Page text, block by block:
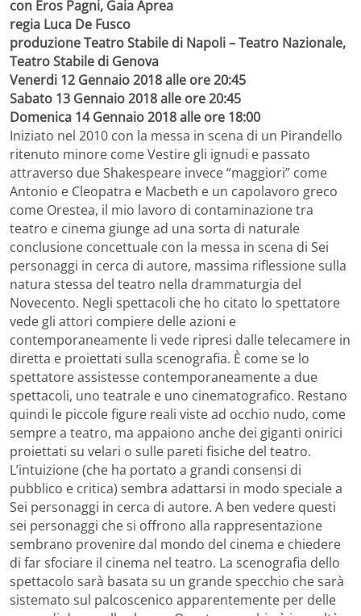
con Eros Pagni, Gaia Aprea
regia Luca De Fusco
produzione Teatro Stabile di Napoli – Teatro Nazionale,
Teatro Stabile di Genova
Venerdi 12 Gennaio 2018 alle ore 20:45
Sabato 13 Gennaio 2018 alle ore 20:45
Domenica 14 Gennaio 2018 alle ore 18:00
Iniziato nel 2010 con la messa in scena di un Pirandello
ritenuto minore come Vestire gli ignudi e passato
attraverso due Shakespeare invece “maggiori” come
Antonio e Cleopatra e Macbeth e un capolavoro greco
come Orestea, il mio lavoro di contaminazione tra
teatro e cinema giunge ad una sorta di naturale
conclusione concettuale con la messa in scena di Sei
personaggi in cerca di autore, massima riflessione sulla
natura stessa del teatro nella drammaturgia del
Novecento. Negli spettacoli che ho citato lo spettatore
vede gli attori compiere delle azioni e
contemporaneamente li vede ripresi dalle telecamere in
diretta e proiettati sulla scenografia. È come se lo
spettatore assistesse contemporaneamente a due
spettacoli, uno teatrale e uno cinematografico. Restano
quindi le piccole figure reali viste ad occhio nudo, come
sempre a teatro, ma appaiono anche dei giganti onirici
proiettati su velari o sulle pareti fisiche del teatro.
L’intuizione (che ha portato a grandi consensi di
pubblico e critica) sembra adattarsi in modo speciale a
Sei personaggi in cerca di autore. A ben vedere questi
sei personaggi che si offrono alla rappresentazione
sembrano provenire dal mondo del cinema e chiedere
di far sfociare il cinema nel teatro. La scenografia dello
spettacolo sarà basata su un grande specchio che sarà
sistemato sul palcoscenico apparentemente per delle